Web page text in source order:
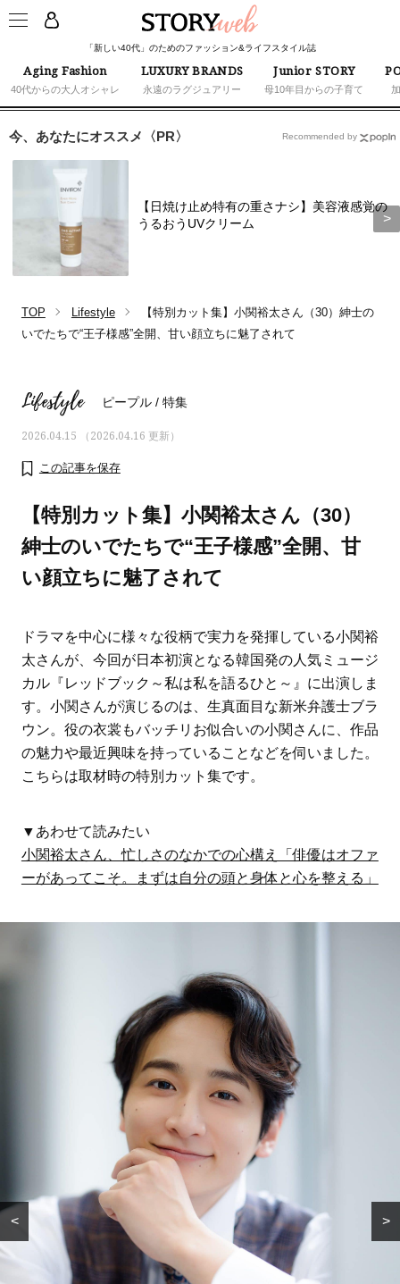
「新しい40代」のためのファッション&ライフスタイル誌
Aging Fashion
40代からの大人オシャレ
LUXURY BRANDS
永遠のラグジュアリー
Junior STORY
母10年目からの子育て
ママとパパに贈る「ジェンダーレ
ス学」
人気の40代髪型・ヘア
タログ
今、あなたにオススメ〈PR〉
【日焼け止め特有の重さナシ】美容液感覚の
うるおうUVクリーム
Recommended by
TOP Lifestyle
【特別カット集】小関裕太さん（30）紳士の
いでたちで“王子様感”全開、甘い顔立ちに魅了されて
Lifestyle ピープル /特集
2026.04.15 （2026.04.16 更新）
この記事を保存
【特別カット集】小関裕太さん（30）
紳士のいでたちで“王子様感”全開、甘
い顔立ちに魅了されて
ドラマを中心に様々な役柄で実力を発揮している小関裕
太さんが、今回が日本初演となる韓国発の人気ミュージ
カル『レッドブック～私は私を語るひと～』に出演しま
す。小関さんが演じるのは、生真面目な新米弁護士ブラ
ウン。役の衣裳もバッチリお似合いの小関さんに、作品
の魅力や最近興味を持っていることなどを伺いました。
こちらは取材時の特別カット集です。
▼あわせて読みたい
小関裕太さん、忙しさのなかでの心構え「俳優はオファ
ーがあってこそ。まずは自分の頭と身体と心を整える」
<
勉強に集中できないの
は“やる気”のせいじゃな
い？プロに学ぶアイケア
【日焼け止め特有の重さナ
シ】美容液感覚のうるおう
UVクリーム
Lifestyle
>